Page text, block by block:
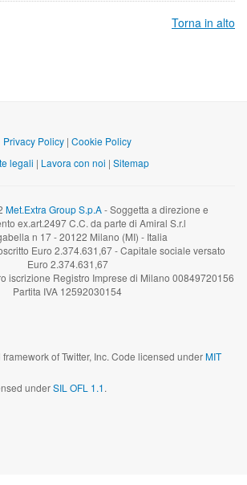
Torna in alto
Privacy Policy | Cookie Policy
legali | Lavora con noi | Sitemap
Met.Extra Group S.p.A- Soggetta a direzione e
ex.art.2497 C.C. da parte di Amiral S.r.l
n 17 - 20122 Milano (MI) - Italia
Euro 2.374.631,67 - Capitale sociale versato
Euro 2.374.631,67
iscrizione Registro Imprese di Milano 00849720156
Partita IVA 12592030154
of Twitter, Inc. Code licensed underMIT
underSIL OFL 1.1.